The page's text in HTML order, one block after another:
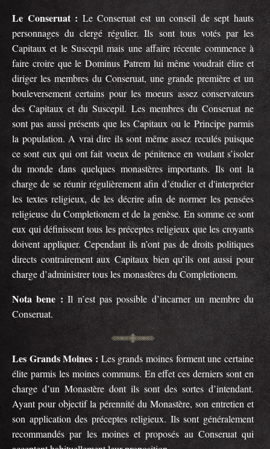
Le Conseruat : Le Conseruat est un conseil de sept hauts
personnages du clergé régulier. Ils sont tous votés par les
Capitaux et le Suscepil mais une affaire récente commence à
faire croire que le Dominus Patrem lui même voudrait élire et
diriger les membres du Conseruat, une grande première et un
bouleversement certains pour les moeurs assez conservateurs
des Capitaux et du Suscepil. Les membres du Conseruat ne
sont pas aussi présents que les Capitaux ou le Principe parmis
la population. A vrai dire ils sont même assez reculés puisque
ce sont eux qui ont fait voeux de pénitence en voulant s’isoler
du monde dans quelques monastères importants. Ils ont la
charge de se réunir régulièrement afin d’étudier et d'interpréter
les textes religieux, de les décrire afin de normer les pensées
religieuse du Completionem et de la genèse. En somme ce sont
eux qui définissent tous les préceptes religieux que les croyants
doivent appliquer. Cependant ils n’ont pas de droits politiques
directs contrairement aux Capitaux bien qu’ils ont aussi pour
charge d’administrer tous les monastères du Completionem.
Nota bene :Il n’est pas possible d’incarner un membre du
Conseruat.
Les Grands Moines : Les grands moines forment une certaine
élite parmis les moines communs. En effet ces derniers sont en
charge d’un Monastère dont ils sont des sortes d’intendant.
Ayant pour objectif la pérennité du Monastère, son entretien et
son application des préceptes religieux. Ils sont généralement
recommandés par les moines et proposés au Conseruat qui